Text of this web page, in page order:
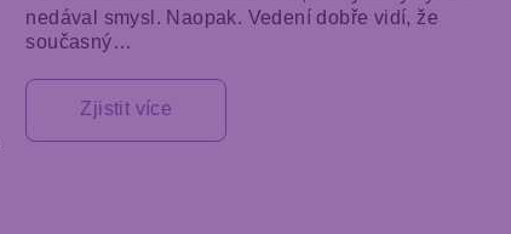
nedával smysl. Naopak. Vedení dobře vidí, že
současný…
Zjistit více